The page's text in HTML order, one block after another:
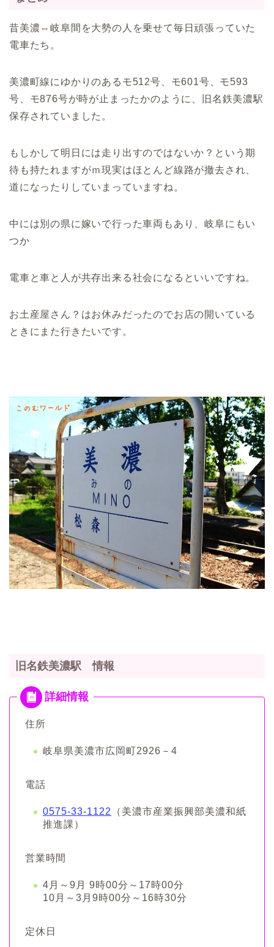
昔美濃⇔岐阜間を大勢の人を乗せて毎日頑張っていた
電車たち。
美濃町線にゆかりのあるモ512号、モ601号、モ593
号、モ876号が時が止まったかのように、旧名鉄美濃駅
保存されていました。
もしかして明日には走り出すのではないか？という期
待も持たれますがｍ現実はほとんど線路が撤去され、
道になったりしていまっていますね。
中には別の県に嫁いで行った車両もあり、岐阜にもい
つか
電車と車と人が共存出来る社会になるといいですね。
お土産屋さん？はお休みだったのでお店の開いている
ときにまた行きたいです。
旧名鉄美濃駅 情報
住所
岐阜県美濃市広岡町2926－4
電話
0575-33-1122
（美濃市産業振興部美濃和紙
推進課）
営業時間
4月～9月 9時00分～17時00分
10月～3月9時00分～16時30分
定休日